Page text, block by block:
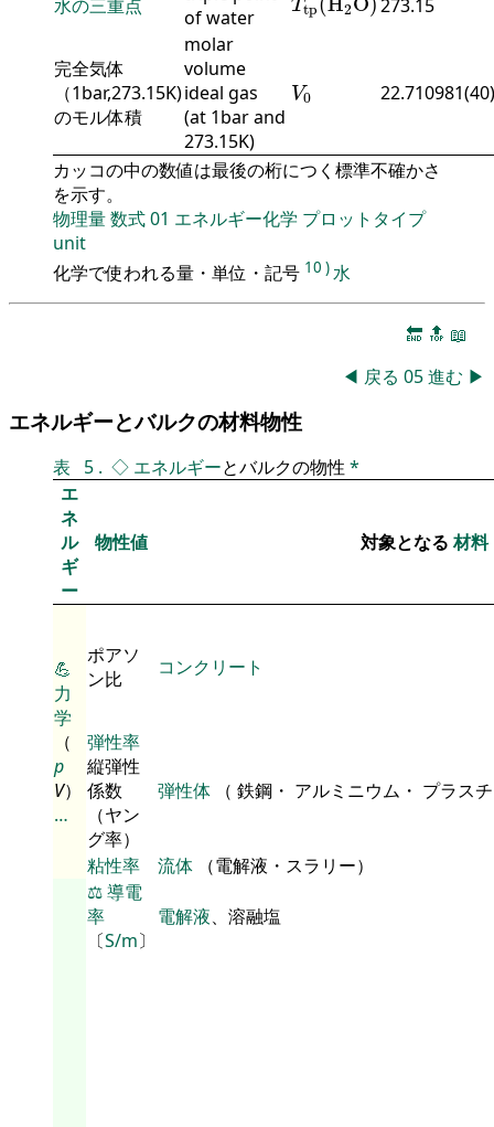
水の三重点
of water
Ttp 2 273.15
完全気体
（1bar,273.15K)
のモル体積
molar
volume
ideal gas
(at 1bar and
273.15K)
V0
V0 22.710981(40)
カッコの中の数値は最後の桁につく標準不確かさ
を示す。
物理量数式01 エネルギー化学 プロットタイプ
unit
化学で使われる量・単位・記号 10 )水
🔚 🔝 📖
◀ 戻る 05進む ▶
エネルギーとバルクの材料物性
表 5 . ◇ エネルギーとバルクの物性 *
エ
ネ
ル
ギ
ー
物性値 対象となる材料
💪
力
学
（
p
V）
…
ポアソ
ン比
コンクリート
弾性率
縦弾性
係数
（ヤン
グ率）
弾性体 （ 鉄鋼・ アルミニウム・ プラス
粘性率 流体 （電解液・スラリー）
⚖️導電
率
〔S/m〕
電解液、溶融塩